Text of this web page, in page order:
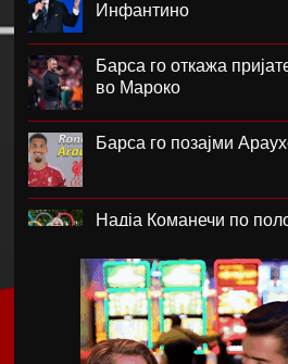
Инфантино
Барса го откажа
во Мароко
Барса го позајми
Надја Команечи по
ФК Пелистер со
година постоење !